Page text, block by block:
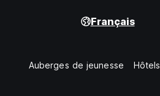
Français
Auberges de jeunesse Hôtels